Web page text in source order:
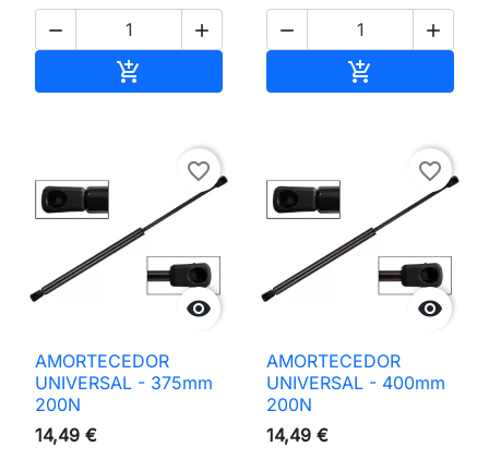
 

 


favorite_border
AMORTECEDOR
UNIVERSAL - 375mm
200N
14,49 €

favorite_border
AMORTECEDOR
UNIVERSAL - 400mm
200N
14,49 €